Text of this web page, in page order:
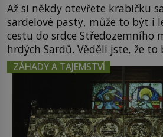
Až si někdy otevřete krabičku
sardelové pasty, může to být i
cestu do srdce Středozemního
hrdých Sardů. Věděli jste, že
ostrov Sardinie, jenž těmto
propůjčil své jméno. Co dalšího
typické a pro Středoevropana
mapách má […]
ZÁHADY A TAJEMSTVÍ